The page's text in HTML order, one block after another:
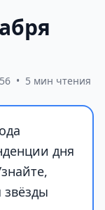
• 5 мин чтения
дня